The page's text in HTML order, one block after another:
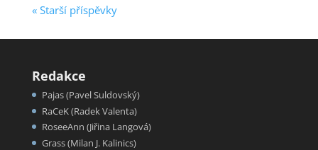
« Starší příspěvky
Redakce
Pajas (Pavel Suldovský)
RaCeK (Radek Valenta)
RoseeAnn (Jiřina Langová)
Grass (Milan J. Kalinics)